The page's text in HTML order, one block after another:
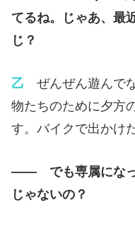
てるね。じゃあ、最
じ？
乙 ぜんぜん遊んで
物たちのために夕方
す。バイクで出かけ
—— でも専属になっ
じゃないの？